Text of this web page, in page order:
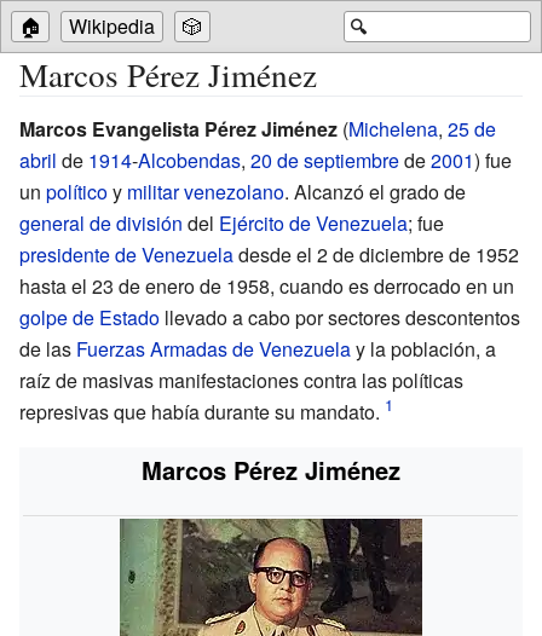
🔍
🏠 Wikipedia 🎲
Marcos Pérez Jiménez
Marcos Evangelista Pérez Jiménez (Michelena, 25 de
abril de 1914-Alcobendas, 20 de septiembrede2001) fue
un políticoy militarvenezolano. Alcanzó el grado de
general de división del Ejército de Venezuela; fue
presidente de Venezueladesde el 2 de diciembre de 1952
hasta el 23 de enero de 1958, cuando es derrocado en un
golpe de Estado llevado a cabo por sectores descontentos
de las Fuerzas Armadas de Venezuelay la población, a
raíz de masivas manifestaciones contra las políticas
represivas que había durante su mandato.
Marcos Pérez Jiménez